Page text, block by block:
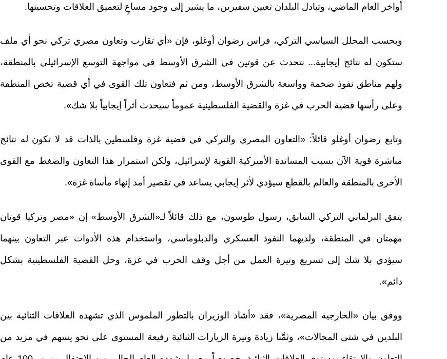
أواخر العام الماضي، وتبادل البلدان تعيين سفيرين، ما يشير إلى وجود مساعٍ لتعميق العلاقات وتحسينها.
وبحسب المحلل السياسي التركي، فراس رضوان أوغلو، فإن «أي تقارب وتعاون مصري تركي نحو أي ملف
ستكون له نتائج إيجابية... نتحدث عن قوتين في الشرق الأوسط في مواجهة التوسع الإسرائيلي بالمنطقة،
ولهم مناطق نفوذ ضخمة وواسعة بالشرق الأوسط، ومن ثم فتعاون تلك القوى في أي قضية تخص المنطقة
وعلى رأسها قضية الحرب في غزة والقضية الفلسطينية عموماً سيحدث أثراً إيجابياً بلا شك».
وتابع رضوان أوغلو قائلاً: «التعاون المصري والتركي في قضية غزة وفلسطين بالذات قد لا تكون له نتائج
مباشرة قوية الآن بسبب المساندة الأميركية القوية لإسرائيل، ولكن استمرار هذا التعاون والضغط مع القوى
الأخرى بالمنطقة والعالم بالقطع سيؤدي لأثر إيجابي يساعد في تقصير أمد إنهاء مأساة غزة».
يتفق البرلماني التركي السابق، رسول طوسون، مع ذلك قائلاً لـ«الشرق الأوسط» إن «مصر وتركيا قوتان
مهمتان في المنطقة، ولديهما النفوذ العسكري والدبلوماسي، واستخدام هذه الأدوات عبر التعاون بينهما
سيؤدي بلا شك إلى تسريع وتيرة العمل من أجل وقف الحرب في غزة، وحل القضية الفلسطينية بشكل
دائم».
ووفق بيان «الخارجية المصرية»، فقد «أشاد الوزيران بالتطور الملموس الذي تشهده العلاقات الثنائية بين
البلدين في شتى المجالات»، وثمَّنا زيادة وتيرة الزيارات الثنائية رفيعة المستوى على نحو يسهم في مزيد من